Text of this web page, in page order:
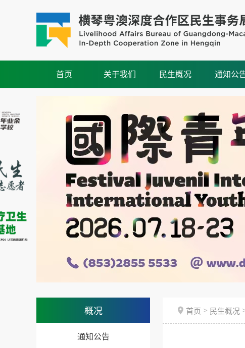
首页 关于我们 民生概况 通知公
概况
通知公告
首页 > 民生概况